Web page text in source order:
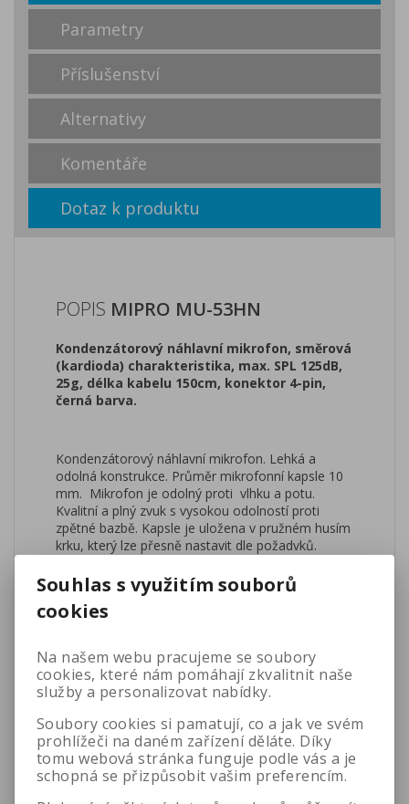
Parametry
Příslušenství
Alternativy
Komentáře
Dotaz k produktu
POPIS MIPRO MU-53HN
Kondenzátorový náhlavní mikrofon, směrová
(kardioda) charakteristika, max. SPL 125dB,
25g, délka kabelu 150cm, konektor 4-pin,
černá barva.
Kondenzátorový náhlavní mikrofon. Lehká a
odolná konstrukce. Průměr mikrofonní kapsle 10
mm. Mikrofon je odolný proti vlhku a potu.
Kvalitní a plný zvuk s vysokou odolností proti
zpětné bazbě. Kapsle je uložena v pružném husím
krku, který lze přesně nastavit dle požadvků.
live aplikace. Délka přívodního kabelu 150 cm.
Hmotnost pouhých 30g.
Mluvené slovo
Zpěv
Technické údaje
Typ kapsle: kondenzátorová
Charakteristika: směrová (kardioda)
Citlivost: -46dBV±3dBV/Pa
Frekvenční rozsah: 50Hz~18KHz±3dB
Souhlas s využitím souborů
cookies
Na našem webu pracujeme se soubory
cookies, které nám pomáhají zkvalitnit naše
služby a personalizovat nabídky.
Soubory cookies si pamatují, co a jak ve svém
prohlížeči na daném zařízení děláte. Díky
tomu webová stránka funguje podle vás a je
schopná se přizpůsobit vašim preferencím.